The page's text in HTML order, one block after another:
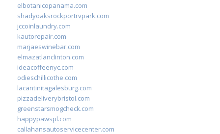
elbotanicopanama.com
shadyoaksrockportrvpark.com
jccoinlaundry.com
kautorepair.com
marjaeswinebar.com
elmazatlanclinton.com
ideacoffeenyc.com
odieschillicothe.com
lacantinitagalesburg.com
pizzadeliverybristol.com
greenstarsmogcheck.com
happypawspl.com
callahansautoservicecenter.com